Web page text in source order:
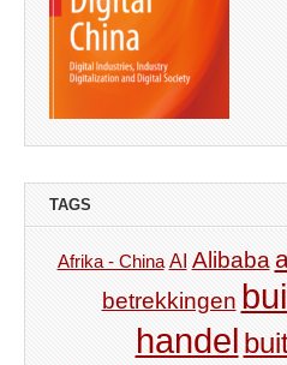
TAGS
Afrika - China AI Alibaba
betrekkingen
handel